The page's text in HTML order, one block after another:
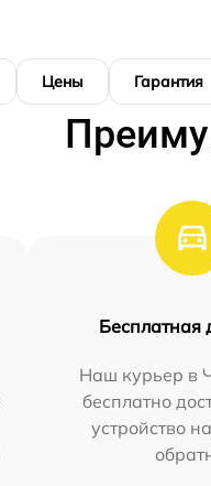
Цены Гарантия
Бесплатная
Наш курьер в
бесплатно
устройство